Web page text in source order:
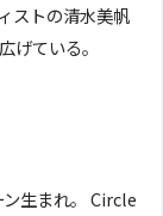
ストの清水美帆
げている。
生まれ。 Circle